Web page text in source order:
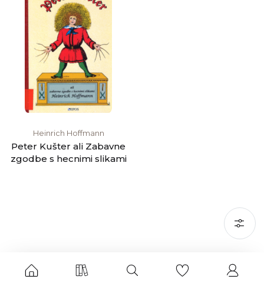
Heinrich Hoffmann
Peter Kušter ali Zabavne
zgodbe s hecnimi slikami